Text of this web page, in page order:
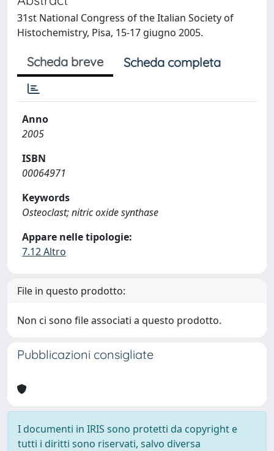
31st National Congress of the Italian Society of
Histochemistry, Pisa, 15-17 giugno 2005.
Scheda breve Scheda completa
Anno
2005
ISBN
00064971
Keywords
Osteoclast; nitric oxide synthase
Appare nelle tipologie:
7.12 Altro
File in questo prodotto:
Non ci sono file associati a questo prodotto.
Pubblicazioni consigliate
I documenti in IRIS sono protetti da copyright e
tutti i diritti sono riservati, salvo diversa